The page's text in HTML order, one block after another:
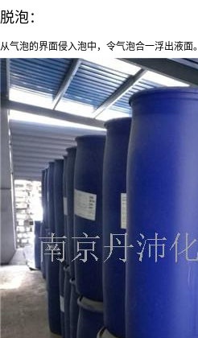
脱泡：
从气泡的界面侵入泡中，令气泡合一浮出液面。